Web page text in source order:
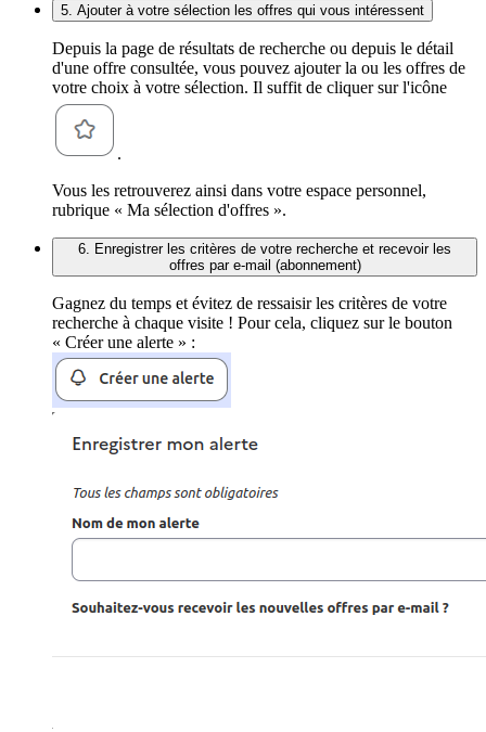
5. Ajouter à votre sélection les offres qui vous intéressent
Depuis la page de résultats de recherche ou depuis le détail
d'une offre consultée, vous pouvez ajouter la ou les offres de
votre choix à votre sélection. Il suffit de cliquer sur l'icône
.
Vous les retrouverez ainsi dans votre espace personnel,
rubrique « Ma sélection d'offres ».
6. Enregistrer les critères de votre recherche et recevoir les
offres par e-mail (abonnement)
Gagnez du temps et évitez de ressaisir les critères de votre
recherche à chaque visite ! Pour cela, cliquez sur le bouton
« Créer une alerte » :